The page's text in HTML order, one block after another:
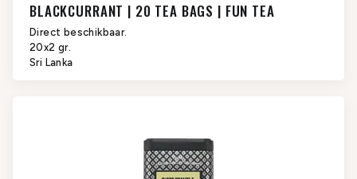
BLACKCURRANT | 20 TEA BAGS | FUN TEA
Direct beschikbaar.
20x2 gr.
Sri Lanka